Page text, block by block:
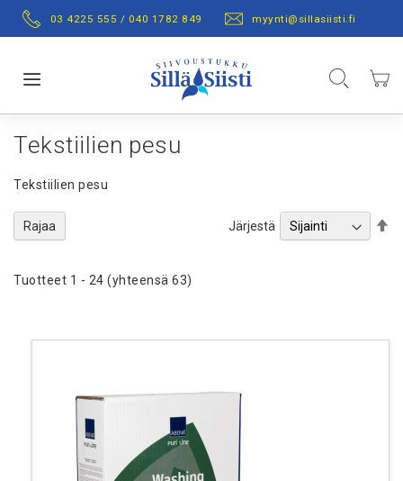
03 4225 555 / 040 1782 849 myynti@sillasiisti.fi
Content
Hae
Tekstiilien pesu
Tekstiilien pesu
Tuotteet 1 - 24 (yhteensä 63)
Järjestä
Rajaa